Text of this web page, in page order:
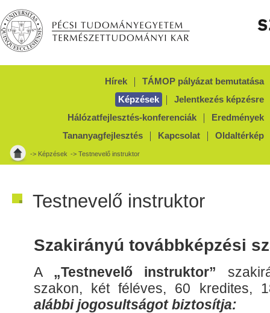
Hírek
TÁMOP pályázat bemutatása
Képzések
Jelentkezés képzésre
Hálózatfejlesztés-konferenciák
Eredmények
Tananyagfejlesztés
Kapcsolat Oldaltérkép
-> Képzések -> Testnevelő instruktor
Testnevelő instruktor
Szakirányú továbbképzési
A „Testnevelő instruktor”
szakon, két féléves, 60 kredites,
alábbi jogosultságot biztosítja: